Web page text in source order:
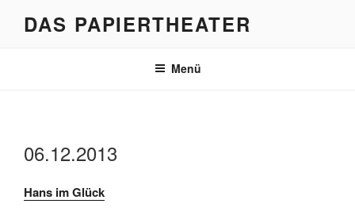
DAS PAPIERTHEATER
Menü
06.12.2013
Hans im Glück